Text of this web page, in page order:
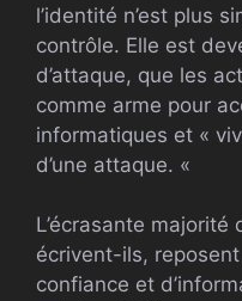
l’identité n’est plus
contrôle. Elle est
d’attaque, que les
comme arme pour
informatiques et «
d’une attaque. «
L’écrasante
écrivent-ils,
confiance et